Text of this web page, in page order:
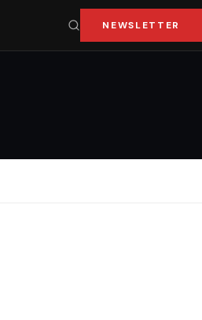
NEWSLETTER